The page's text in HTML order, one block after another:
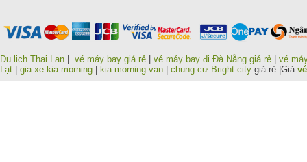
Du lich Thai Lan vé máy bay giá rẻ vé máy bay đi Đà Nẵng giá rẻ
vé
Lạt
gia xe kia morning kia morning van chung cư Bright city giá rẻ |Giá